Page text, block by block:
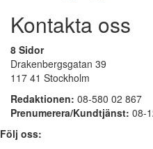
Kontakta oss
8 Sidor
Drakenbergsgatan 39
117 41 Stockholm
Redaktionen: 08-580 02 867
Prenumerera/Kundtjänst: 08-
Följ oss: